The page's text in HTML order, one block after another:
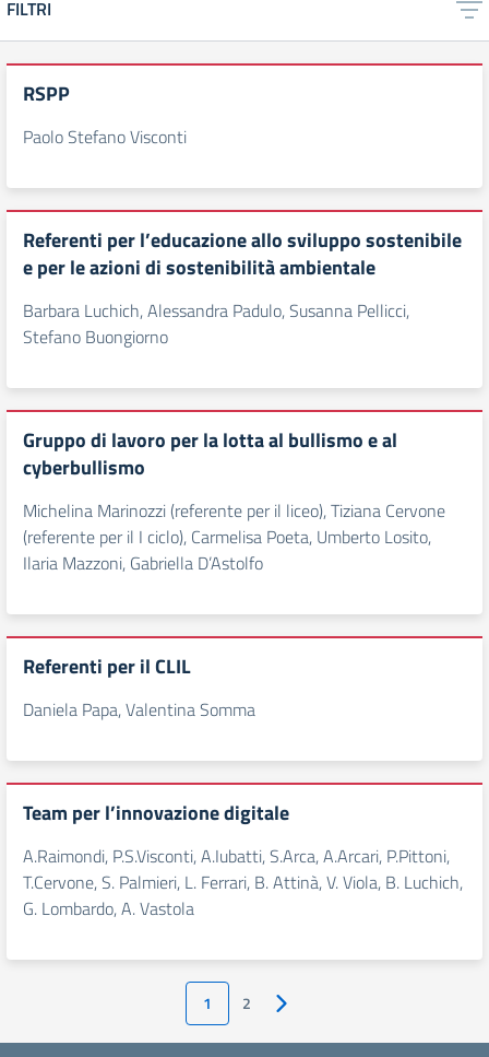
FILTRI
RSPP
Paolo Stefano Visconti
Referenti per l’educazione allo sviluppo sostenibile
e per le azioni di sostenibilità ambientale
Barbara Luchich, Alessandra Padulo, Susanna Pellicci,
Stefano Buongiorno
Gruppo di lavoro per la lotta al bullismo e al
cyberbullismo
Michelina Marinozzi (referente per il liceo), Tiziana Cervone
(referente per il I ciclo), Carmelisa Poeta, Umberto Losito,
Ilaria Mazzoni, Gabriella D’Astolfo
Referenti per il CLIL
Daniela Papa, Valentina Somma
Team per l’innovazione digitale
A.Raimondi, P.S.Visconti, A.Iubatti, S.Arca, A.Arcari, P.Pittoni,
T.Cervone, S. Palmieri, L. Ferrari, B. Attinà, V. Viola, B. Luchich,
G. Lombardo, A. Vastola
1 2 Pagina successiva